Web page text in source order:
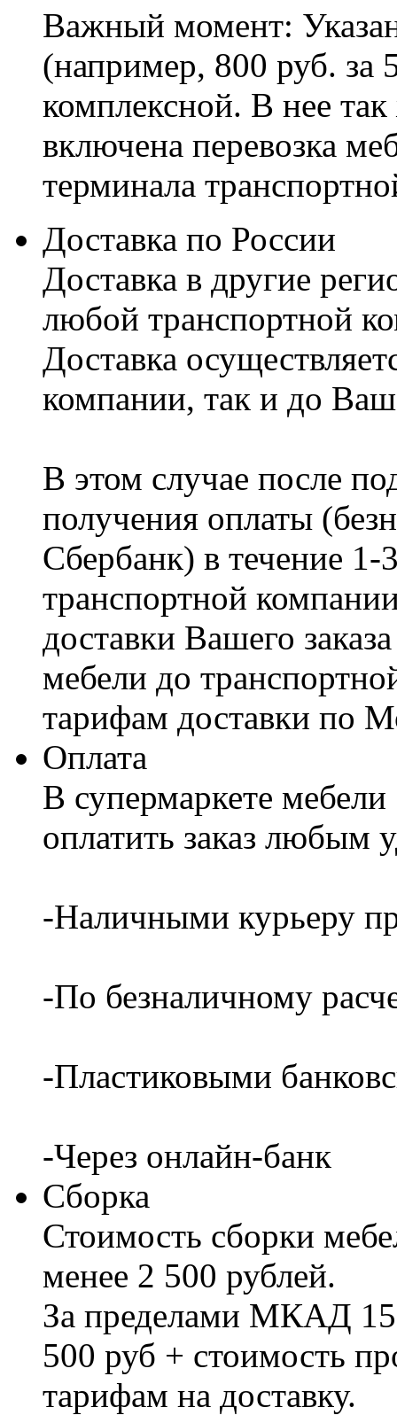
Важный момент:
(например, 800 руб. за
комплексной. В нее
включена перевозка
терминала
Доставка по России
Доставка в другие
любой транспортной
Доставка
компании, так и до
В этом случае после
получения оплаты
Сбербанк) в течение
транспортной
доставки Вашего
мебели до
тарифам доставки по
Оплата
В супермаркете
оплатить заказ любым
-Наличными курьеру
-По безналичному
-Пластиковыми
-Через онлайн-банк
Сборка
Стоимость сборки
менее 2 500 рублей.
За пределами МКАД
500 руб + стоимость
тарифам на доставку.